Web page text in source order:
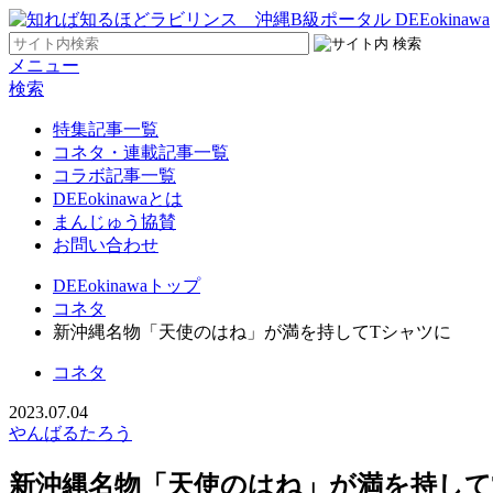
メニュー
検索
特集記事一覧
コネタ・連載記事一覧
コラボ記事一覧
DEEokinawaとは
まんじゅう協賛
お問い合わせ
DEEokinawaトップ
コネタ
新沖縄名物「天使のはね」が満を持してTシャツに
コネタ
2023.07.04
やんばるたろう
新沖縄名物「天使のはね」が満を持し